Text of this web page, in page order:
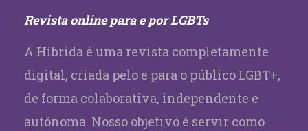
Revista online para e por LGBTs
A Híbrida é uma revista completamente
digital, criada pelo e para o público LGBT+,
de forma colaborativa, independente e
autônoma. Nosso objetivo é servir como